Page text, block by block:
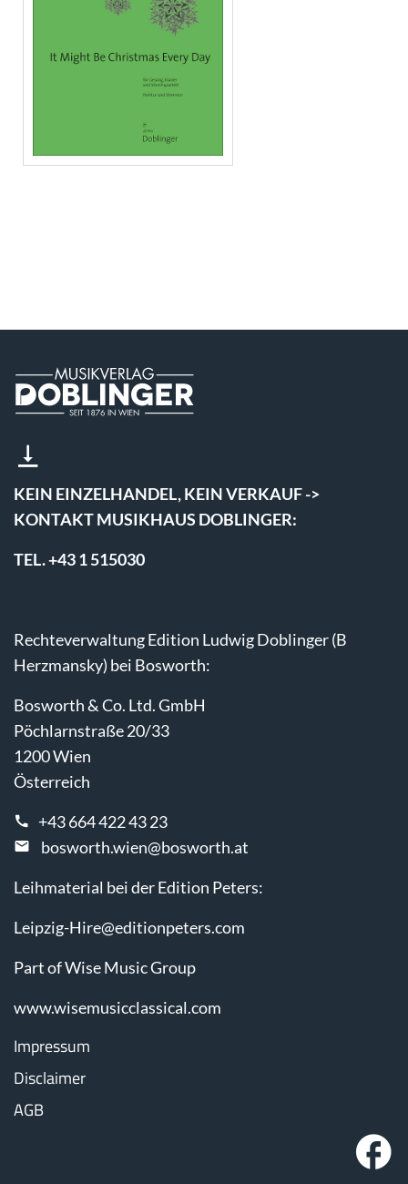
KEIN EINZELHANDEL, KEIN VERKAUF ->
KONTAKT MUSIKHAUS DOBLINGER:
TEL. +43 1 515030
Rechteverwaltung Edition Ludwig Doblinger (B
Herzmansky) bei Bosworth:
Bosworth & Co. Ltd. GmbH
Pöchlarnstraße 20/33
1200 Wien
Österreich
+43 664 422 43 23
bosworth.wien@bosworth.at
Leihmaterial bei der Edition Peters:
Leipzig-Hire@editionpeters.com
Part of Wise Music Group
www.wisemusicclassical.com
Impressum
Disclaimer
AGB